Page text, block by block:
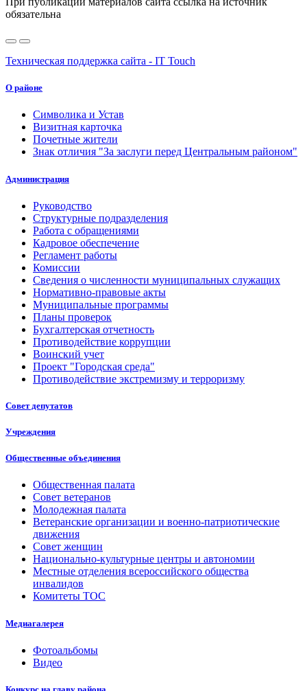
обязательна
Техническая поддержка сайта - IT Touch
О районе
Символика и Устав
Визитная карточка
Почетные жители
Знак отличия "За заслуги перед Центральным районом"
Администрация
Руководство
Структурные подразделения
Работа с обращениями
Кадровое обеспечение
Регламент работы
Комиссии
Сведения о численности муниципальных служащих
Нормативно-правовые акты
Муниципальные программы
Планы проверок
Бухгалтерская отчетность
Противодействие коррупции
Воинский учет
Проект "Городская среда"
Противодействие экстремизму и терроризму
Совет депутатов
Учреждения
Общественные объединения
Общественная палата
Совет ветеранов
Молодежная палата
Ветеранские организации и военно-патриотические
движения
Совет женщин
Национально-культурные центры и автономии
Местные отделения всероссийского общества
инвалидов
Комитеты ТОС
Медиагалерея
Фотоальбомы
Видео